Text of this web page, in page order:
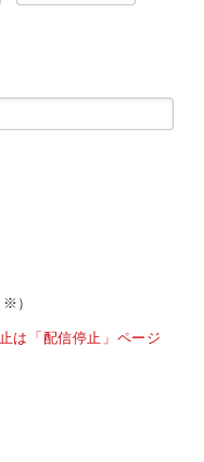
）
は「配信停止」ページ